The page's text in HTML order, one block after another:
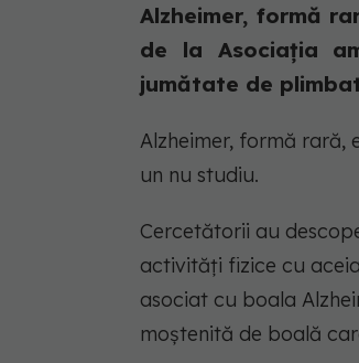
Alzheimer, formă
de la Asociația
jumătate de
Alzheimer, formă
un nu studiu.
Cercetătorii au
activități fizice cu
asociat cu boala
moștenită de boală